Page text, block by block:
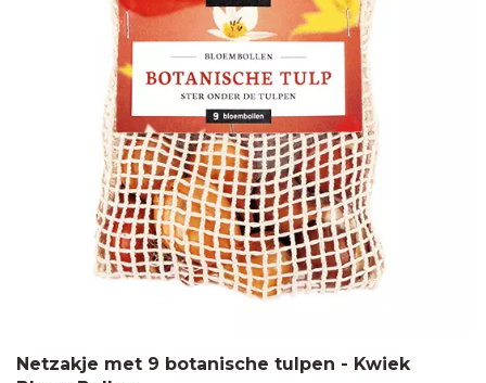
Netzakje met 9 botanische tulpen - Kwiek